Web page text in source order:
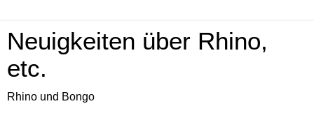
Neuigkeiten über Rhino,
etc.
Rhino und Bongo